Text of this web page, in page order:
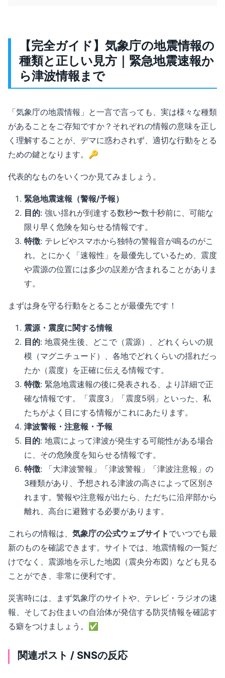
【完全ガイド】気象庁の地震情報の
種類と正しい見方｜緊急地震速報か
ら津波情報まで
「気象庁の地震情報」と一言で言っても、実は様々な種類
があることをご存知ですか？それぞれの情報の意味を正し
く理解することが、デマに惑わされず、適切な行動をとる
ための鍵となります。🔑
代表的なものをいくつか見てみましょう。
緊急地震速報（警報/予報）
目的: 強い揺れが到達する数秒〜数十秒前に、可能な
限り早く危険を知らせる情報です。
特徴: テレビやスマホから独特の警報音が鳴るのがこ
れ。とにかく「速報性」を最優先しているため、震度
や震源の位置には多少の誤差が含まれることがありま
す。
まずは身を守る行動をとることが最優先です！
震源・震度に関する情報
目的: 地震発生後、どこで（震源）、どれくらいの規
模（マグニチュード）、各地でどれくらいの揺れだっ
たか（震度）を正確に伝える情報です。
特徴: 緊急地震速報の後に発表される、より詳細で正
確な情報です。「震度3」「震度5弱」といった、私
たちがよく目にする情報がこれにあたります。
津波警報・注意報・予報
目的: 地震によって津波が発生する可能性がある場合
に、その危険度を知らせる情報です。
特徴: 「大津波警報」「津波警報」「津波注意報」の
3種類があり、予想される津波の高さによって区別さ
れます。警報や注意報が出たら、ただちに沿岸部から
離れ、高台に避難する必要があります。
これらの情報は、 気象庁の公式ウェブサイト でいつでも最
新のものを確認できます。サイトでは、地震情報の一覧だ
けでなく、震源地を示した地図（震央分布図）なども見る
ことができ、非常に便利です。
災害時には、まず気象庁のサイトや、テレビ・ラジオの速
報、そしてお住まいの自治体が発信する防災情報を確認す
る癖をつけましょう。✅
関連ポスト / SNSの反応